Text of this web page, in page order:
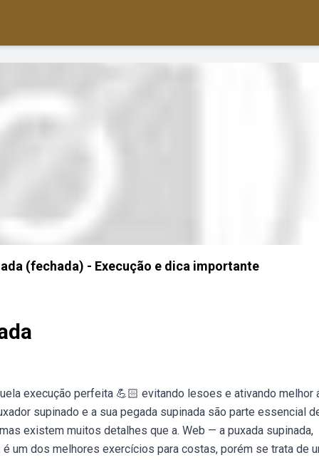
(fechada) - Execução e dica importante
execução perfeita 💪🏻 evitando lesoes e ativando melhor
supinado e a sua pegada supinada são parte essencial
existem muitos detalhes que a. Web — a puxada supinada,
um dos melhores exercícios para costas, porém se trata de